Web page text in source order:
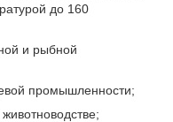
до 160
и рыбной
промышленности;